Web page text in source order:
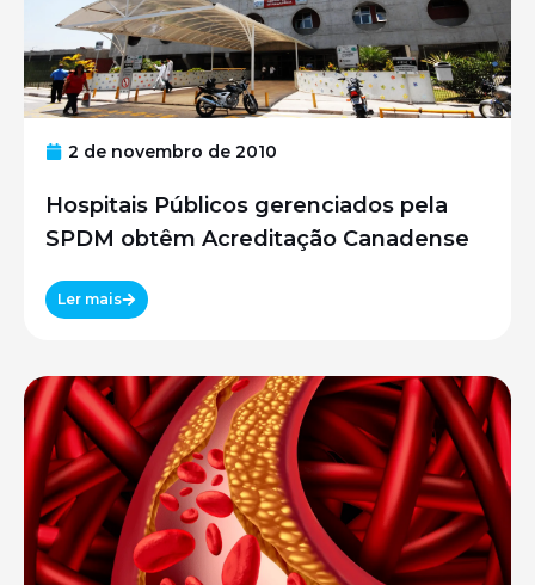
2 de novembro de 2010
Hospitais Públicos gerenciados pela
SPDM obtêm Acreditação Canadense
Ler mais